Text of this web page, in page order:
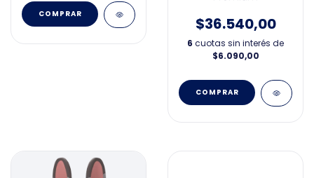
$36.540,00
6 cuotas sin interés de
$6.090,00